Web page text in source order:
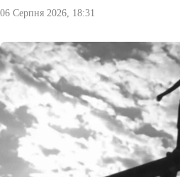
06 Серпня 2026, 18:31